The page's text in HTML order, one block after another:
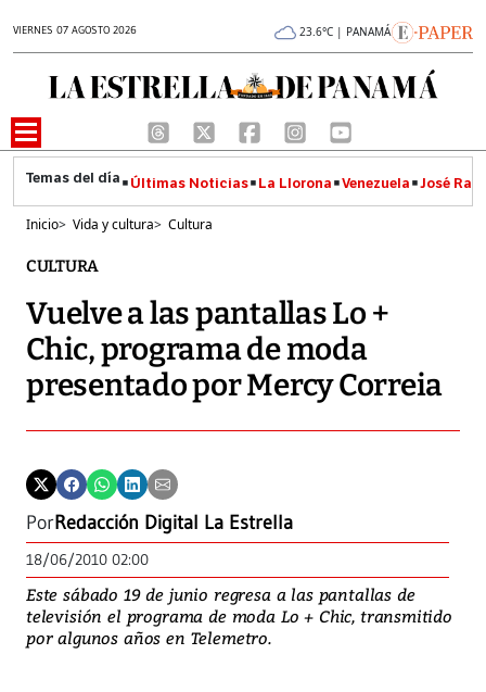
VIERNES 07 AGOSTO 2026 23.6°C | PANAMÁ
Últimas Noticias La Llorona Venezuela José
Inicio> Vida y cultura> Cultura
CULTURA
Vuelve a las pantallas Lo +
Chic, programa de moda
presentado por Mercy Correia
PorRedacción Digital La Estrella
18/06/2010 02:00
Este sábado 19 de junio regresa a las pantallas de
televisión el programa de moda Lo + Chic, transmitido
por algunos años en Telemetro.